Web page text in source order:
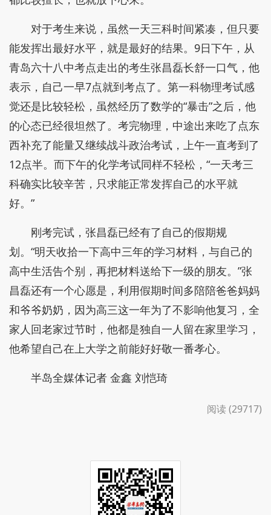
对于考生来说，虽然一天三科时间紧凑，但只要
能发挥出最好水平，就是最好的结果。9日下午，从
青岛六十八中考点走出的考生张昌磊长舒一口气，他
表示，自己一早7点就到考点了。第一科物理考试感
觉还是比较轻松，虽然经历了数学的“暴击”之后，他
的心态已经很坦然了。考完物理，中途出来吃了点东
西补充了能量又继续战斗政治考试，上午一直考到了
12点半。而下午的化学考试同样不轻松，“一天考三
科确实比较辛苦，只求能正常发挥自己的水平就
好。”
刚考完试，张昌磊已经有了自己的假期规
划。“明天收拾一下高中三年的学习材料，与自己的
高中生活告个别，再把材料送给下一级的朋友。”张
昌磊还有一个心愿是，利用假期时间多陪陪爸爸妈妈
和爷爷奶奶，因为高三这一年为了不影响他复习，全
家人回老家过节时，他都是独自一人留在家里学习，
他希望自己在上大学之前能好好敬一番孝心。
半岛全媒体记者 金鑫 刘恺琦
阅读 (29717)